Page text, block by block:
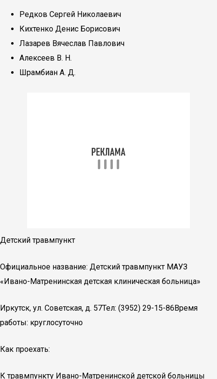
Редков Сергей Николаевич
Кихтенко Денис Борисович
Лазарев Вячеслав Павлович
Алексеев В. Н.
Шрамбиан А. Д.
Детский травмпункт
Официальное название: Детский травмпункт МАУЗ
«Ивано-Матренинская детская клиническая больница»
Иркутск, ул. Советская, д. 57Тел: (3952) 29-15-86Время
работы: круглосуточно
Как проехать:
К травмпункту Ивано-Матренинской детской больницы